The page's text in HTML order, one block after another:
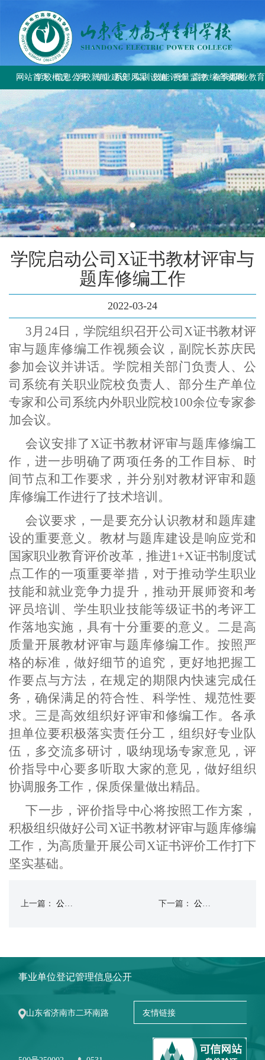
网站首页学校概况
学校简介
学校章程
历史沿革
规章制度
校园风貌
信息公开学校新闻
学校要闻
校园公告
专业建设
专业设置
方案标准建设
教材课程建设
师资队伍建设
实训资源建设
学生技能大赛
系部风采
电气工程系
电气自动化系
动力工程系
计量工程系
信息工程系
基础教学部
实训设施
总体简介
重点实训室
技能评价
工作信息
政策规定
评价计划
证书查询
质量监控
工作动态
规章制度
高教综合改革
教育部与省教
改革工作推
春季高考
上级文件
通知公告
成绩查询
职业教
学院启动公司X证书教材评审与
题库修编工作
2022-03-24
3月24日，学院组织召开公司X证书教材评
审与题库修编工作视频会议，副院长苏庆民
参加会议并讲话。学院相关部门负责人、公
司系统有关职业院校负责人、部分生产单位
专家和公司系统内外职业院校100余位专家参
加会议。
会议安排了X证书教材评审与题库修编工
作，进一步明确了两项任务的工作目标、时
间节点和工作要求，并分别对教材评审和题
库修编工作进行了技术培训。
会议要求，一是要充分认识教材和题库建
设的重要意义。教材与题库建设是响应党和
国家职业教育评价改革，推进1+X证书制度试
点工作的一项重要举措，对于推动学生职业
技能和就业竞争力提升，推动开展师资和考
评员培训、学生职业技能等级证书的考评工
作落地实施，具有十分重要的意义。二是高
质量开展教材评审与题库修编工作。按照严
格的标准，做好细节的追究，更好地把握工
作要点与方法，在规定的期限内快速完成任
务，确保满足的符合性、科学性、规范性要
求。三是高效组织好评审和修编工作。各承
担单位要积极落实责任分工，组织好专业队
伍，多交流多研讨，吸纳现场专家意见，评
价指导中心要多听取大家的意见，做好组织
协调服务工作，保质保量做出精品。
下一步，评价指导中心将按照工作方案，
积极组织做好公司 X证书教材评审与题库修编
工作，为高质量开展公司X证书评价工作打下
坚实基础。
上一篇： 公司2023年X证书理论考试成功举办 下一篇： 公司1+X证书培训讲义开发工作在学院启动
事业单位登记管理信息公开
山东省济南市二环南路